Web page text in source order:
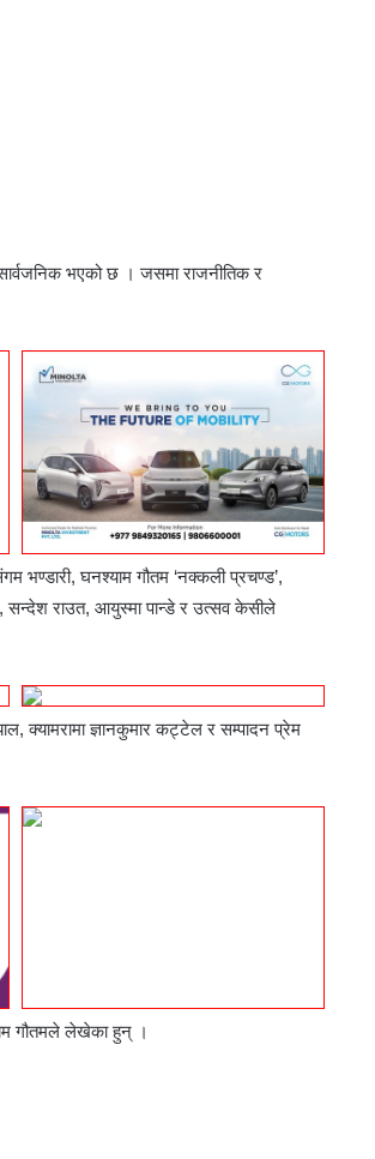
भएको छ । जसमा राजनीतिक र
भण्डारी, घनश्याम गौतम ‘नक्कली प्रचण्ड’,
सन्देश राउत, आयुस्मा पान्डे र उत्सव केसीले
क्यामरामा ज्ञानकुमार कट्टेल र सम्पादन प्रेम
गौतमले लेखेका हुन् ।